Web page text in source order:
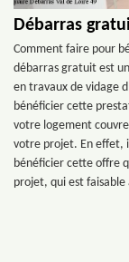
Débarras
Comment faire pour
débarras gratuit est
en travaux de vidage
bénéficier cette
votre logement
votre projet. En effet,
bénéficier cette offre
projet, qui est